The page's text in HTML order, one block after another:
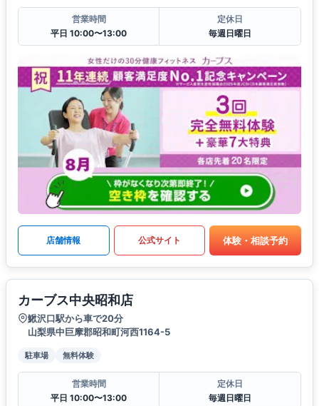
営業時間
平日 10:00〜13:00
定休日
毎週日曜日
店舗情報 公式サイト 体験・相談予約
カーブス中央昭和店
鰍沢口駅から車で20分
山梨県中巨摩郡昭和町河西1164-5
駐車場 無料体験
営業時間
平日 10:00〜13:00
定休日
毎週日曜日